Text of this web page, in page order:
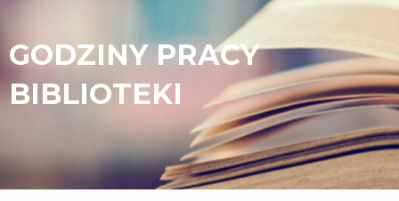
GODZINY PRACY
BIBLIOTEKI